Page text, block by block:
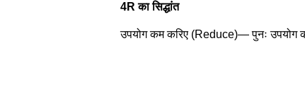
4R का सिद्धांत
उपयोग कम करिए (Reduce)— पुनः उपयोग